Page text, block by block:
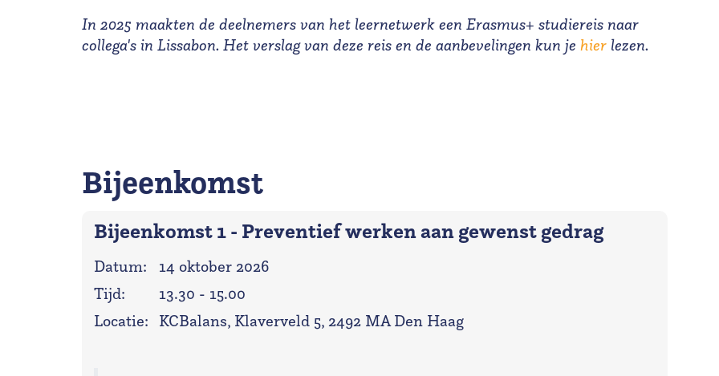
In 2025 maakten de deelnemers van het leernetwerk een Erasmus+ studiereis naar
collega's in Lissabon. Het verslag van deze reis en de aanbevelingen kun je hier lezen.
Bijeenkomst
Bijeenkomst 1 - Preventief werken aan gewenst gedrag
Datum:
14 oktober 2026
Tijd:
13.30 - 15.00
Locatie:
KCBalans, Klaverveld 5, 2492 MA Den Haag